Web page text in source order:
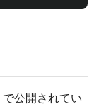
で公開されてい